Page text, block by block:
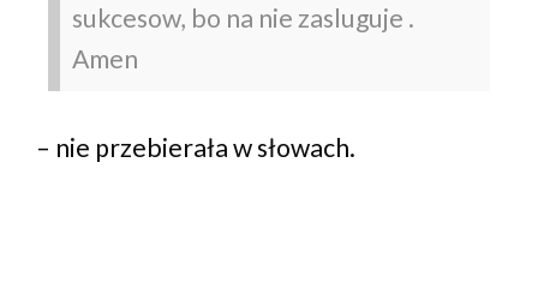
sukcesow, bo na nie zasluguje .
Amen
– nie przebierała w słowach.